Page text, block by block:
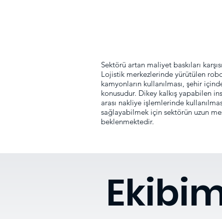
Sektörü artan maliyet baskıları
Lojistik merkezlerinde yürütülen
kamyonların kullanılması, şehir
konusudur. Dikey kalkış yapabilen
arası nakliye işlemlerinde
sağlayabilmek için sektörün uzun
beklenmektedir.